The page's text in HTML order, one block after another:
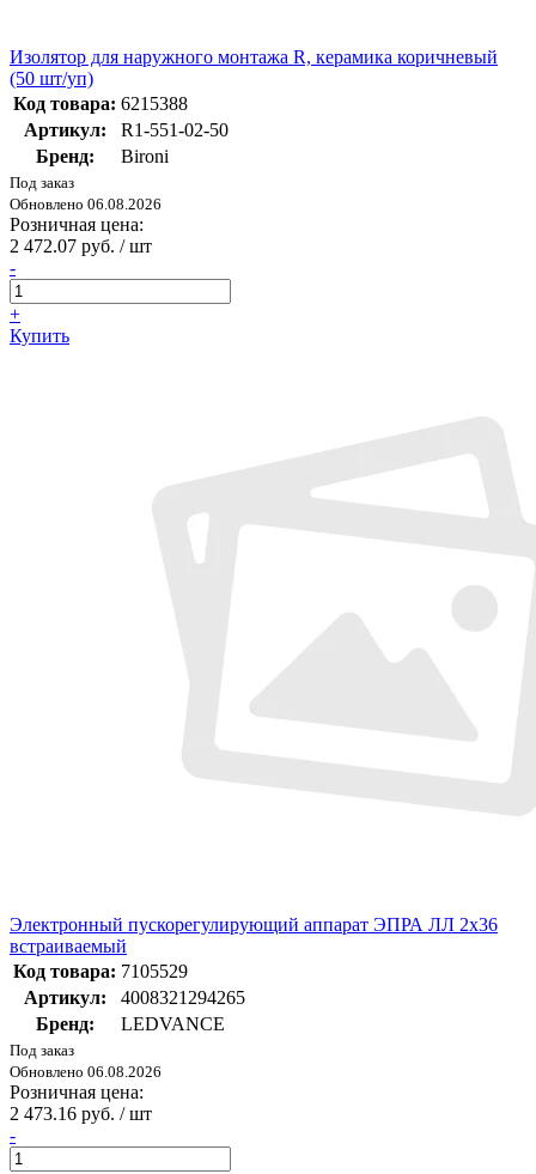
Изолятор для наружного монтажа R, керамика коричневый
(50 шт/уп)
Код товара: 6215388
Артикул:
R1-551-02-50
Бренд:
Bironi
Под заказ
Обновлено 06.08.2026
Розничная цена:
2 472.07 руб. / шт
-
+
Купить
Электронный пускорегулирующий аппарат ЭПРА ЛЛ 2х36
встраиваемый
Код товара: 7105529
Артикул:
4008321294265
Бренд:
LEDVANCE
Под заказ
Обновлено 06.08.2026
Розничная цена:
2 473.16 руб. / шт
-